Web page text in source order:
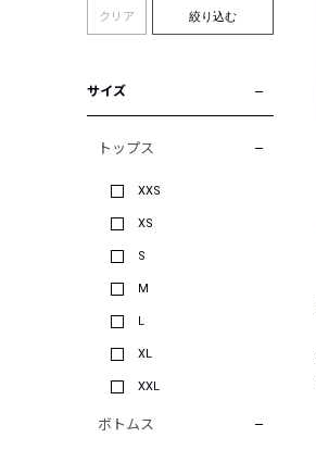
クリア 絞り込む
サイズ
トップス
XXS
XS
S
M
L
XL
XXL
ボトムス